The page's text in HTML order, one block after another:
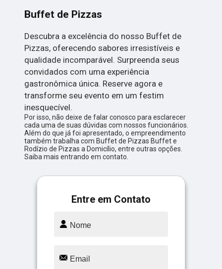
Buffet de Pizzas
Descubra a excelência do nosso Buffet de
Pizzas, oferecendo sabores irresistíveis e
qualidade incomparável. Surpreenda seus
convidados com uma experiência
gastronômica única. Reserve agora e
transforme seu evento em um festim
inesquecível.
Por isso, não deixe de falar conosco para esclarecer
cada uma de suas dúvidas com nossos funcionários.
Além do que já foi apresentado, o empreendimento
também trabalha com Buffet de Pizzas Buffet e
Rodízio de Pizzas a Domicílio, entre outras opções.
Saiba mais entrando em contato.
Entre em Contato